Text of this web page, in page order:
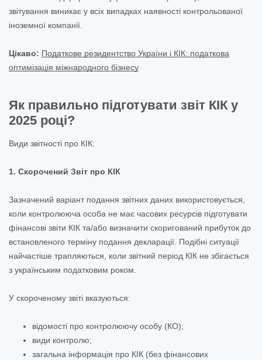
звітування виникає у всіх випадках наявності контрольованої
іноземної компанії.
Цікаво: Податкове резидентство України і КІК: податкова
оптимізація міжнародного бізнесу
Як правильно підготувати звіт КІК у
2025 році?
Види звітності про КІК:
1. Скорочений Звіт про КІК
Зазначений варіант подання звітних даних використовується,
коли контролююча особа не має часових ресурсів підготувати
фінансові звіти КІК та/або визначити скоригований прибуток до
встановленого терміну подання декларації. Подібні ситуації
найчастіше трапляються, коли звітний період КІК не збігається
з українським податковим роком.
У скороченому звіті вказуються:
відомості про контролюючу особу (КО);
види контролю;
загальна інформація про КІК (без фінансових